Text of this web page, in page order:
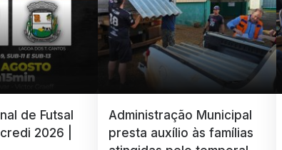
de Futsal
2026 |
Administração Municipal
presta auxílio às famílias